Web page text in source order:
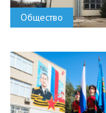
Общество